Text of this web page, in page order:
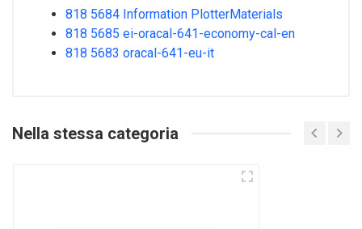
818 5684 Information PlotterMaterials
818 5685 ei-oracal-641-economy-cal-en
818 5683 oracal-641-eu-it
Nella stessa categoria